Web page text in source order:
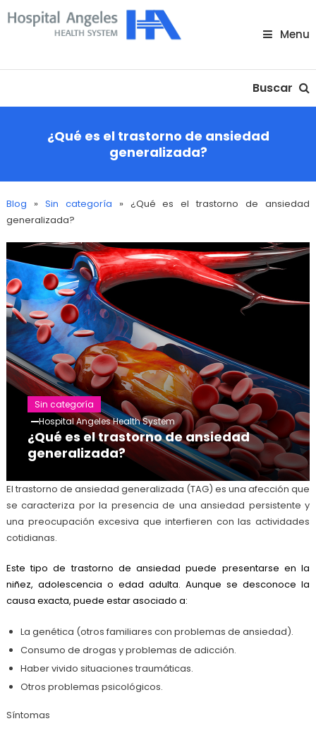
Skip
To
Menu
Buscar
¿Qué es el trastorno de ansiedad
generalizada?
Blog » Sin categoría » ¿Qué es el trastorno de ansiedad
generalizada?
Sin categoría
Hospital Angeles Health System
¿Qué es el trastorno de ansiedad
generalizada?
El trastorno de ansiedad generalizada (TAG) es una afección que
se caracteriza por la presencia de una ansiedad persistente y
una preocupación excesiva que interfieren con las actividades
cotidianas.
Este tipo de trastorno de ansiedad puede presentarse en la
niñez, adolescencia o edad adulta. Aunque se desconoce la
causa exacta, puede estar asociado a:
La genética (otros familiares con problemas de ansiedad).
Consumo de drogas y problemas de adicción.
Haber vivido situaciones traumáticas.
Otros problemas psicológicos.
Síntomas